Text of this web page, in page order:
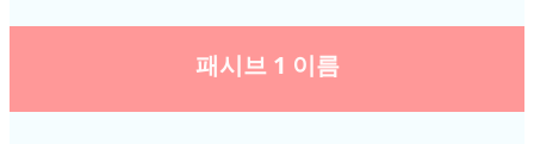
패시브 1 이름